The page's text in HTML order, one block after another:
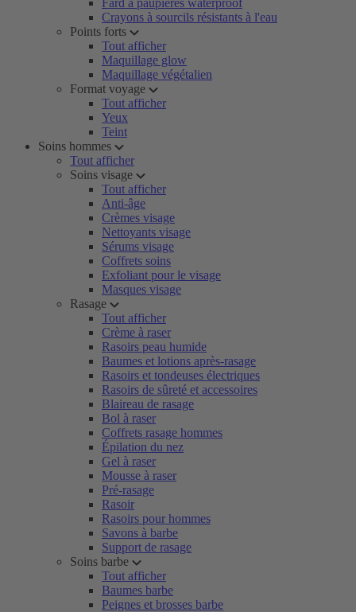
Fard à paupières waterproof
Crayons à sourcils résistants à l'eau
Points forts
Tout afficher
Maquillage glow
Maquillage végétalien
Format voyage
Tout afficher
Yeux
Teint
Soins hommes
Tout afficher
Soins visage
Tout afficher
Anti-âge
Crèmes visage
Nettoyants visage
Sérums visage
Coffrets soins
Exfoliant pour le visage
Masques visage
Rasage
Tout afficher
Crème à raser
Rasoirs peau humide
Baumes et lotions après-rasage
Rasoirs et tondeuses électriques
Rasoirs de sûreté et accessoires
Blaireau de rasage
Bol à raser
Coffrets rasage hommes
Épilation du nez
Gel à raser
Mousse à raser
Pré-rasage
Rasoir
Rasoirs pour hommes
Savons à barbe
Support de rasage
Soins barbe
Tout afficher
Baumes barbe
Peignes et brosses barbe